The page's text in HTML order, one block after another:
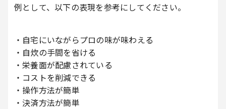
例として、以下の表現を参考にしてください。
・自宅にいながらプロの味が味わえる
・自炊の手間を省ける
・栄養面が配慮されている
・コストを削減できる
・操作方法が簡単
・決済方法が簡単